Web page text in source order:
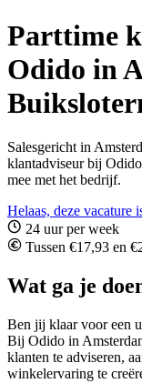
Parttime
Odido in
Salesgericht in
klantadviseur bij
mee met het bedrijf.
Helaas, deze vacature
24 uur per week
Tussen €17,93 en
Wat ga je
Ben jij klaar voor een
Bij Odido in
klanten te adviseren,
winkelervaring te